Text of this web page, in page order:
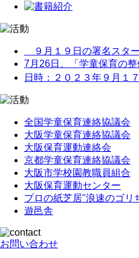
９月１９日の署名スタ
7月26日、「学童保育の
日時：２０２３年９月１
全国学童保育連絡協議会
大阪学童保育連絡協議会
大阪保育運動連絡会
京都学童保育連絡協議会
大阪市学校園教職員組合
大阪保育運動センター
プロの紙芝居"浪速のゴリ
遊邑舎
お問い合わせ